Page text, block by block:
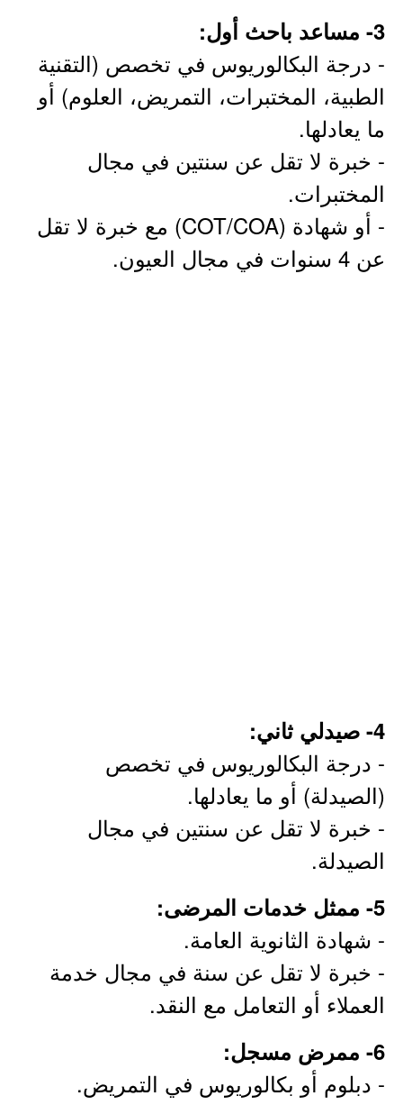
3- مساعد باحث أول:
- درجة البكالوريوس في تخصص (التقنية
الطبية، المختبرات، التمريض، العلوم) أو
ما يعادلها.
- خبرة لا تقل عن سنتين في مجال
المختبرات.
- أو شهادة (COT/COA) مع خبرة لا تقل
عن 4 سنوات في مجال العيون.
4- صيدلي ثاني:
- درجة البكالوريوس في تخصص
(الصيدلة) أو ما يعادلها.
- خبرة لا تقل عن سنتين في مجال
الصيدلة.
5- ممثل خدمات المرضى:
- شهادة الثانوية العامة.
- خبرة لا تقل عن سنة في مجال خدمة
العملاء أو التعامل مع النقد.
6- ممرض مسجل:
- دبلوم أو بكالوريوس في التمريض.